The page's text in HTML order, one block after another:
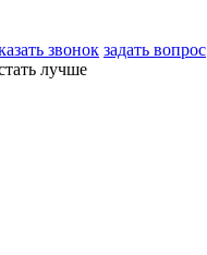
звонок задать вопрос
лучше